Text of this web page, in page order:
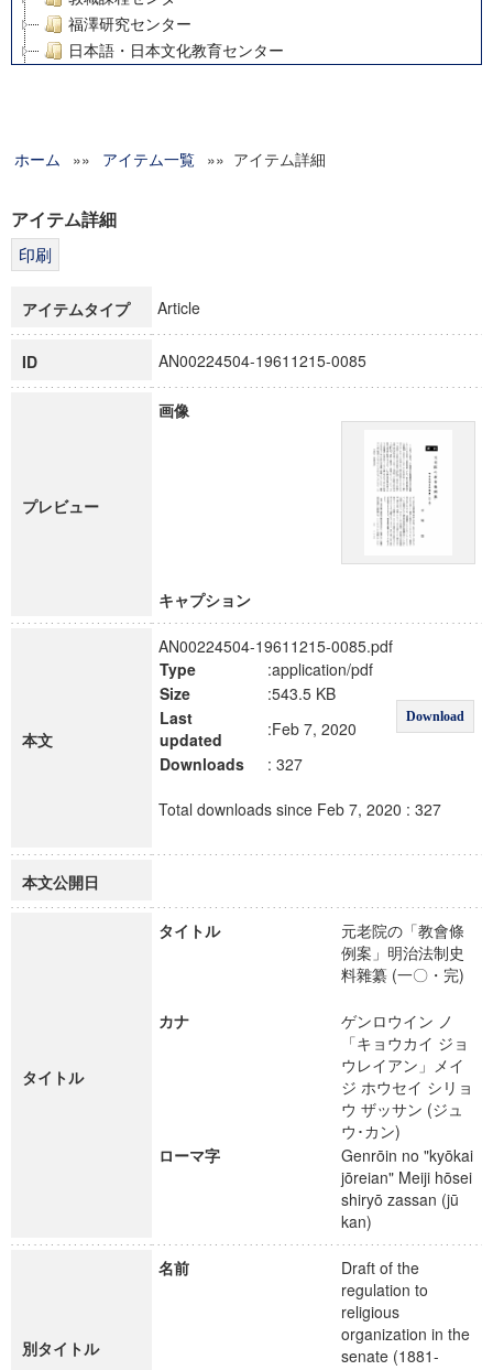
福澤研究センター
日本語・日本文化教育センター
グローバルリサーチインスティテュート
科学研究費補助金研究成果報告書
博士課程教育リーディングプログラム「超成熟社会発展のサ
ホーム »» アイテム一覧 »» アイテム詳細
アイテム詳細
アイテムタイプ Article
ID AN00224504-19611215-0085
プレビュー
画像
キャプション
本文
AN00224504-19611215-0085.pdf
Type
:application/pdf
Download
Size
:543.5 KB
Last
updated
:Feb 7, 2020
Downloads
: 327
Total downloads since Feb 7, 2020 : 327
本文公開日
タイトル
タイトル
元老院の「教會條
例案」明治法制史
料雜纂 (一〇・完)
カナ
ゲンロウイン ノ
「キョウカイ ジョ
ウレイアン」メイ
ジ ホウセイ シリョ
ウ ザッサン (ジュ
ウ･カン)
ローマ字
Genrōin no "kyōkai
jōreian" Meiji hōsei
shiryō zassan (jū
kan)
別タイトル
名前
Draft of the
regulation to
religious
organization in the
senate (1881-